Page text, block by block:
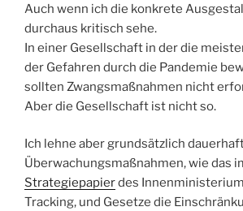
Auch wenn ich die konkrete
durchaus kritisch sehe.
In einer Gesellschaft in der die
der Gefahren durch die Pandemie
sollten Zwangsmaßnahmen nicht
Aber die Gesellschaft ist nicht so.
Ich lehne aber grundsätzlich
Überwachungsmaßnahmen, wie das
Strategiepapierdes
Tracking, und Gesetze die